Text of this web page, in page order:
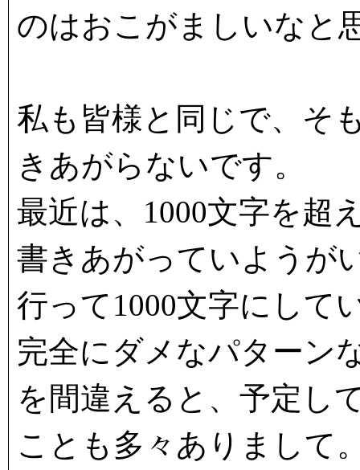
のはおこがましいなと
私も皆様と同じで、そ
きあがらないです。
最近は、1000文字を超
書きあがっていようが
行って1000文字にして
完全にダメなパターン
を間違えると、予定し
ことも多々ありまして